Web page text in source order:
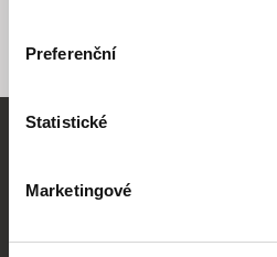
Preferenční
Statistické
Marketingové